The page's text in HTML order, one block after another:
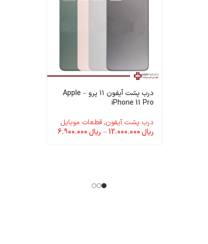
درب پشت آیفون ۱۱ پرو – Apple
iPhone 11 Pro
درب پشت آیفون,قطعات موبایل
ریال
– ریال